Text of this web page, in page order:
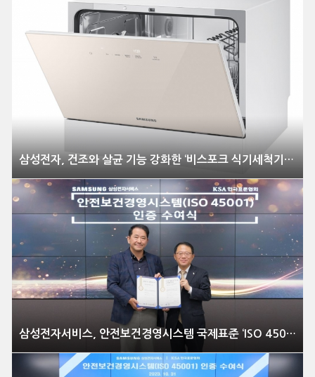
삼성전자, 건조와 살균 기능 강화한 ‘비스포크 식기세척기 카운터탑’ 신제품 출시
삼성전자서비스, 안전보건경영시스템 국제표준 ‘ISO 45001’ 인증 획득